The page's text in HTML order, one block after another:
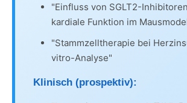
"Einfluss von SGLT2-
kardiale Funktion im
"Stammzelltherapie bei
vitro-Analyse"
Klinisch (prospektiv):